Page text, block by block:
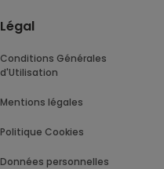
Légal
Conditions Générales
d'Utilisation
Mentions légales
Politique Cookies
Données personnelles